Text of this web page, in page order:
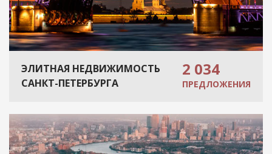
ЭЛИТНАЯ НЕДВИЖИМОСТЬ
САНКТ-ПЕТЕРБУРГА
2 034
ПРЕДЛОЖЕНИЯ